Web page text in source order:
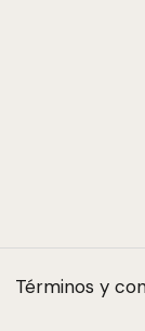
Términos y